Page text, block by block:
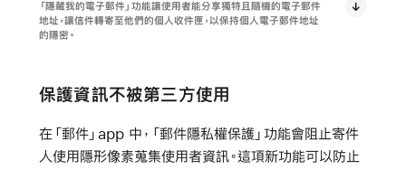
「隱藏我的電子郵件」功能讓使用者能分享獨特且隨機的電子郵件
地址，讓信件轉寄至他們的個人收件匣，以保持個人電子郵件地址
的隱密。
保護資訊不被第三方使用
在「郵件」app 中，「郵件隱私權保護」功能會阻止寄件
人使用隱形像素蒐集使用者資訊。這項新功能可以防止